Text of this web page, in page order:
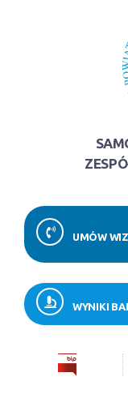
UMÓW
WYNIKI